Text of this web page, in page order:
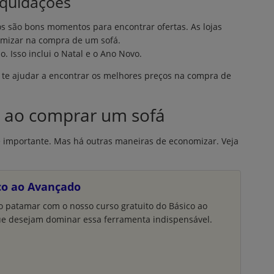
são bons momentos para encontrar ofertas. As lojas
na compra de um sofá.
Isso inclui o Natal e o Ano Novo.
ajudar a encontrar os melhores preços na compra de
comprar um sofá
Mas há outras maneiras de economizar. Veja
ao Avançado
patamar com o nosso curso gratuito do Básico ao
desejam dominar essa ferramenta indispensável.